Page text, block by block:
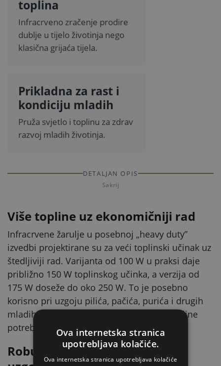
toplina
Infracrveno zračenje prodire
dublje u tijelo životinja nego
klasična grijaća tijela.
Prikladna za rast i
kondiciju mladih
Pruža svjetlo i toplinu za zdrav
razvoj mladih životinja.
DETALJAN OPIS
Sakrij
Više topline uz ekonomičniji rad
Infracrvene žarulje u posebnoj „heavy duty”
izvedbi projektirane su za veći toplinski učinak uz
štedljiviji rad. Varijanta od 100 W u praksi daje
približno 150 W toplinskog učinka, a verzija od
175 W doseže do oko 250 W. To je posebno
korisno pri uzgoju pilića, pačića, purića i drugih
mladih životinja, gdje je pouzdan izvor topline
potreban kroz dulje vrijeme.
Robusna izvedba za uvjete u
Ova internetska stranica
upotrebljava kolačiće.
Ova internetska stranica upotrebljava kolačiće